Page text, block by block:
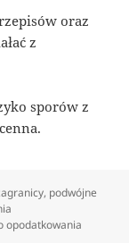
oraz
z
sporów z
, podwójne
opodatkowania